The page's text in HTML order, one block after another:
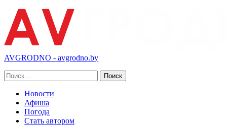
AVGRODNO - avgrodno.by
Новости
Афиша
Погода
Стать автором